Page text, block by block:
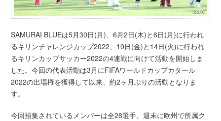
SAMURAI BLUEは5月30日(月)、6月2日(木)と6日(月)に行われ
るキリンチャレンジカップ2022、10日(金)と14日(火)に行われ
るキリンカップサッカー2022の4連戦に向けて活動を開始しま
した。今回の代表活動は3月にFIFAワールドカップカタール
2022の出場権を獲得して以来、約2ヶ月ぶりの活動となりま
す。
今回招集されているメンバーは全28選手。週末に欧州で所属ク